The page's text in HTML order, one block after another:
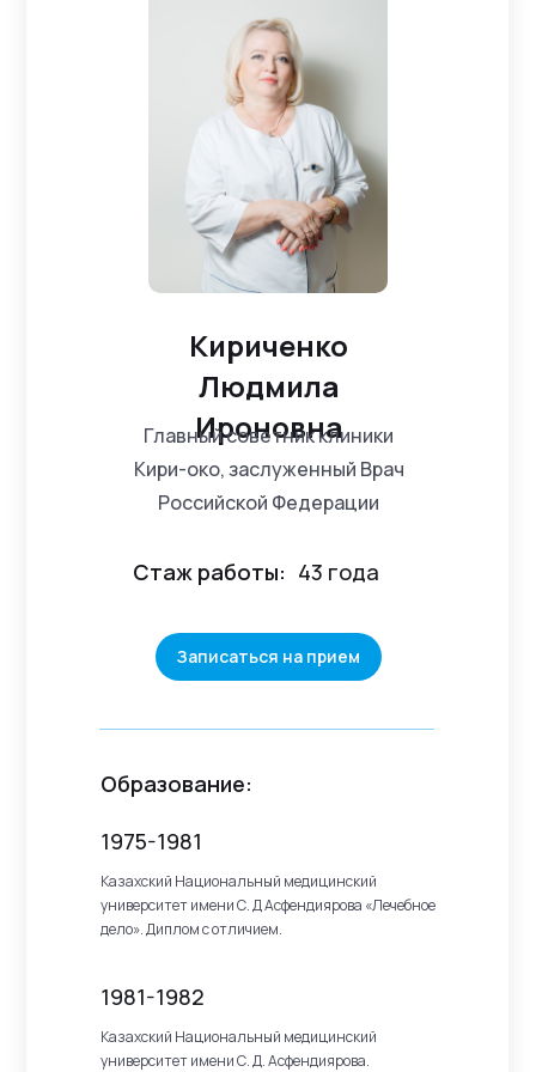
Кириченко
Людмила
Ироновна
Главный советник клиники
Кири-око, заслуженный Врач
Российской Федерации
Записаться на прием
Образование:
Стаж работы: 43 года
1975-1981
Казахский Национальный медицинский
университет имени С. Д Асфендиярова «Лечебное
дело». Диплом с отличием.
1981-1982
Казахский Национальный медицинский
университет имени С. Д. Асфендиярова.